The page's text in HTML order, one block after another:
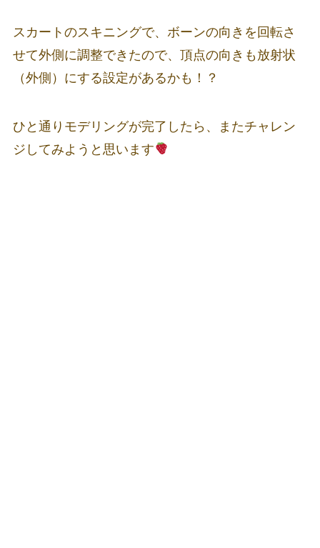
スカートのスキニングで、ボーンの向きを回転さ
せて外側に調整できたので、頂点の向きも放射状
（外側）にする設定があるかも！？
ひと通りモデリングが完了したら、またチャレン
ジしてみようと思います